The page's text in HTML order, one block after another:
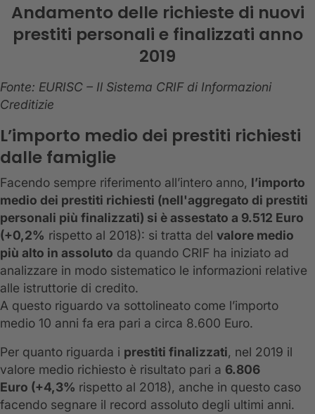
Andamento delle richieste di nuovi
prestiti personali e finalizzati anno
2019
Fonte: EURISC – Il Sistema CRIF di Informazioni
Creditizie
L’importo medio dei prestiti richiesti
dalle famiglie
Facendo sempre riferimento all’intero anno, l’importo
medio dei prestiti richiesti (nell'aggregato di prestiti
personali più finalizzati) si è assestato a 9.512 Euro
(+0,2% rispetto al 2018): si tratta del valore medio
più alto in assoluto da quando CRIF ha iniziato ad
analizzare in modo sistematico le informazioni relative
alle istruttorie di credito.
A questo riguardo va sottolineato come l’importo
medio 10 anni fa era pari a circa 8.600 Euro.
Per quanto riguarda i prestiti finalizzati, nel 2019 il
valore medio richiesto è risultato pari a 6.806
Euro (+4,3% rispetto al 2018), anche in questo caso
facendo segnare il record assoluto degli ultimi anni.